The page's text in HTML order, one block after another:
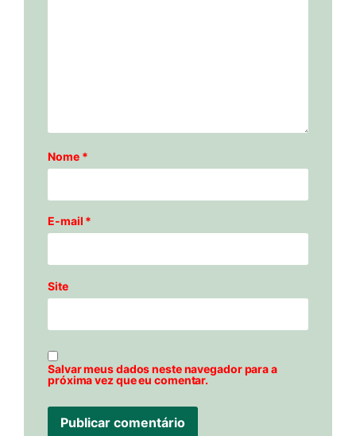
Nome *
E-mail *
Site
Salvar meus dados neste navegador para a
próxima vez que eu comentar.